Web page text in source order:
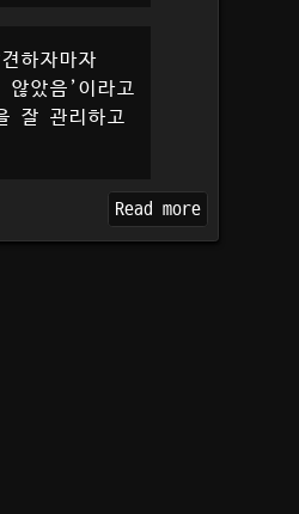
하자마자
았음’이라고
잘 관리하고
Read more